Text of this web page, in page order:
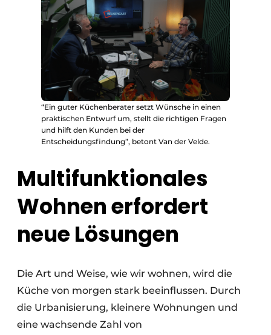
“Ein guter Küchenberater setzt Wünsche in einen
praktischen Entwurf um, stellt die richtigen Fragen
und hilft den Kunden bei der
Entscheidungsfindung”, betont Van der Velde.
Multifunktionales
Wohnen erfordert
neue Lösungen
Die Art und Weise, wie wir wohnen, wird die
Küche von morgen stark beeinflussen. Durch
die Urbanisierung, kleinere Wohnungen und
eine wachsende Zahl von